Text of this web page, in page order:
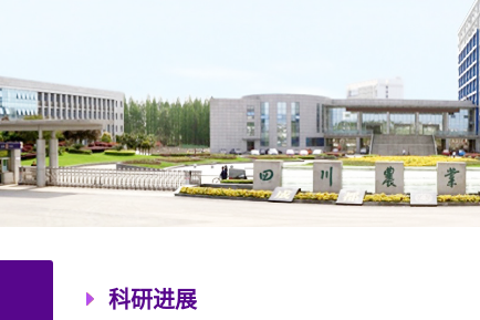
副教授
讲师及其他
行政管理
教学成果奖励
新兽药证书
博士后 留学生奖学金
外籍教师
科研进展